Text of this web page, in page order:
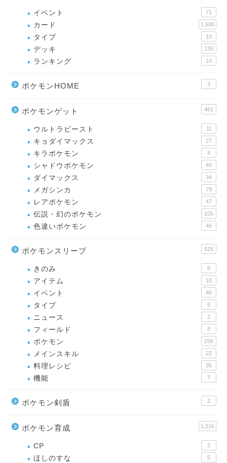
イベント 71
カード 1,608
タイプ 10
デッキ 130
ランキング 10
ポケモンHOME 3
ポケモンゲット 461
ウルトラビースト 11
キョダイマックス 27
キラポケモン 4
シャドウポケモン 46
ダイマックス 34
メガシンカ 79
レアポケモン 47
伝説・幻のポケモン 105
色違いポケモン 46
ポケモンスリープ 525
きのみ 6
アイテム 18
イベント 46
タイプ 6
ニュース 2
フィールド 8
ポケモン 256
メインスキル 22
料理レシピ 35
機能 7
ポケモン剣盾 2
ポケモン育成 1,516
CP 2
ほしのすな 5